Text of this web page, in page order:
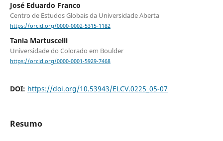
José Eduardo Franco
Centro de Estudos Globais da Universidade Aberta
https://orcid.org/0000-0002-5315-1182
Tania Martuscelli
Universidade do Colorado em Boulder
https://orcid.org/0000-0001-5929-7468
DOI: https://doi.org/10.53943/ELCV.0225_05-07
Resumo